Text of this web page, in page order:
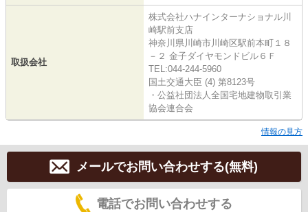
取扱会社
株式会社ハナインターナショナル川
崎駅前支店
神奈川県川崎市川崎区駅前本町１８
－２ 金子ダイヤモンドビル６Ｆ
TEL:044-244-5960
国土交通大臣 (4) 第8123号
・公益社団法人全国宅地建物取引業
協会連合会
情報の見方
メールでお問い合わせする(無料)
電話でお問い合わせする